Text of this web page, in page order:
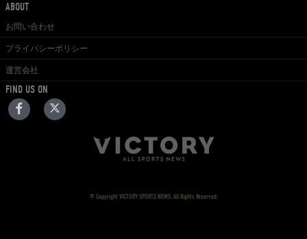
ABOUT
お問い合わせ
プライバシーポリシー
運営会社
FIND US ON
© Copyright VICTORY SPORTS NEWS. All Rights Reserved.